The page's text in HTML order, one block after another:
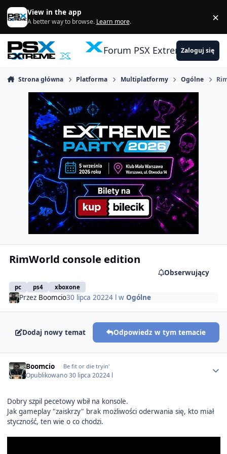
Skocz do zawartości
View in the app
A better way to browse. Learn more. ×
Forum PSX ExtremeZaloguj się
Strona główna Platforma Multiplatformy Ogólne
RimWorld console edition
pc ps4 xboxone
Obserwujący
Przez Boomcio30 lipca 20224 l w Ogólne
Dodaj nowy temat Odpowiedz w tym temacie
Boomcio Be fit or die tryin'
Opublikowano30 lipca 20224 l
Dobry szpil pecetowy wbił na konsole.
Jak gameplay "zaiskrzy" brak możliwości oderwania się, kto miał
styczność, ten wie o co chodzi.